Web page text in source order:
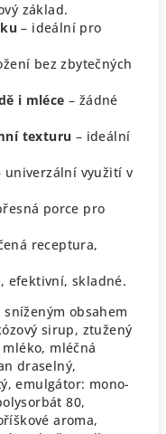
základ.
– ideální pro
bez zbytečných
i mléce – žádné
texturu – ideální
univerzální využití v
porce pro
receptura,
efektivní, skladné.
obsahem
sirup, ztužený
mléčná
draselný,
emulgátor: mono-
80,
aroma,